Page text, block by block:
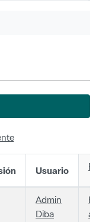
Usuario
Admin
Diba